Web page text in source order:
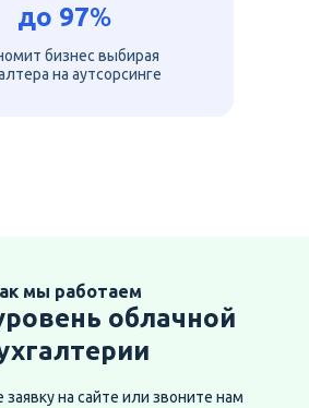
до 97%
бизнес выбирая
на аутсорсинге
мы работаем
облачной
на сайте или звоните нам